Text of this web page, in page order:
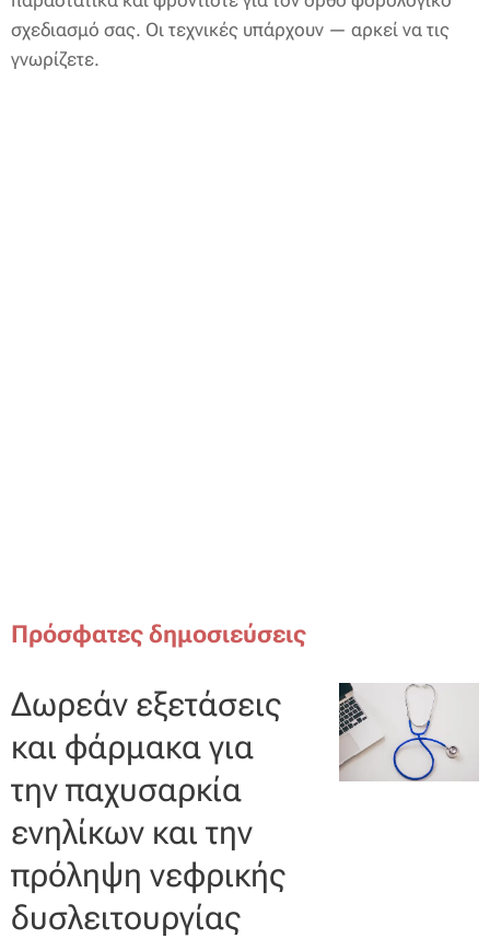
σχεδιασμό σας. Οι τεχνικές υπάρχουν — αρκεί να τις
γνωρίζετε.
Πρόσφατες δημοσιεύσεις
Δωρεάν εξετάσεις
και φάρμακα για
την παχυσαρκία
ενηλίκων και την
πρόληψη νεφρικής
δυσλειτουργίας